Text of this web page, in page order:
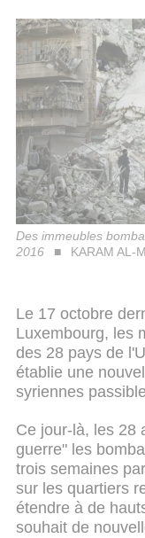
Des immeubles
2016
KARAM AL-
Le 17 octobre
Luxembourg, les
des 28 pays de
établie une
syriennes
Ce jour-là, les 28
guerre" les
trois semaines
sur les quartiers
étendre à de
souhait de